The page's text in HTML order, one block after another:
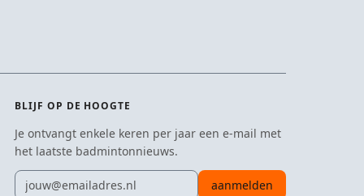
BLIJF OP DE HOOGTE
Je ontvangt enkele keren per jaar een e-mail met
het laatste badmintonnieuws.
E-mailadres
aanmelden